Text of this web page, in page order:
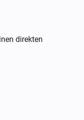
direkten